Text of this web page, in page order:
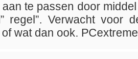
te passen door
regel”. Verwacht voor
wat dan ook.